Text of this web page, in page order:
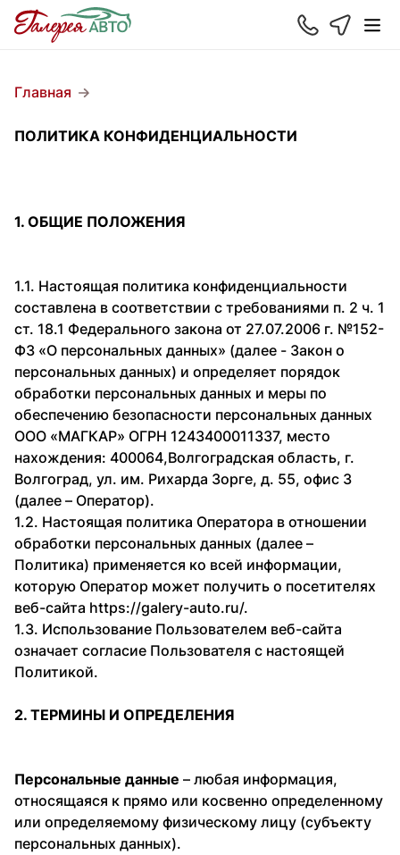
Главная
ПОЛИТИКА КОНФИДЕНЦИАЛЬНОСТИ
1. ОБЩИЕ ПОЛОЖЕНИЯ
1.1. Настоящая политика конфиденциальности
составлена в соответствии с требованиями п. 2 ч. 1
ст. 18.1 Федерального закона от 27.07.2006 г. №152-
ФЗ «О персональных данных» (далее - Закон о
персональных данных) и определяет порядок
обработки персональных данных и меры по
обеспечению безопасности персональных данных
ООО «МАГКАР» ОГРН 1243400011337, место
нахождения: 400064,Волгоградская область, г.
Волгоград, ул. им. Рихарда Зорге, д. 55, офис 3
(далее – Оператор).
1.2. Настоящая политика Оператора в отношении
обработки персональных данных (далее –
Политика) применяется ко всей информации,
которую Оператор может получить о посетителях
веб-сайта https://galery-auto.ru/.
1.3. Использование Пользователем веб-сайта
означает согласие Пользователя с настоящей
Политикой.
2. ТЕРМИНЫ И ОПРЕДЕЛЕНИЯ
Персональные данные – любая информация,
относящаяся к прямо или косвенно определенному
или определяемому физическому лицу (субъекту
персональных данных).